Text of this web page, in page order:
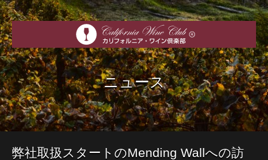
ニュース
弊社取扱スタートのMending Wallへの訪